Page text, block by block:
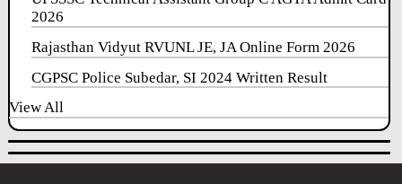
2026
Rajasthan Vidyut RVUNL JE, JA Online Form 2026
CGPSC Police Subedar, SI 2024 Written Result
View All